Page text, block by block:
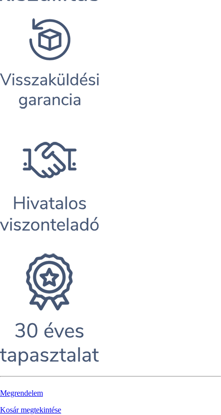
Megrendelem
Kosár megtekintése